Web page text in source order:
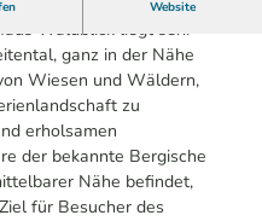
Website
Waldblick liegt sehr
ganz in der Nähe
Wiesen und Wäldern,
zu
erholsamen
der bekannte Bergische
Nähe befindet,
für Besucher des